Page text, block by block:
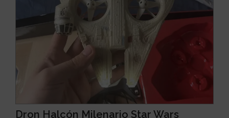
Dron Halcón Milenario Star Wars